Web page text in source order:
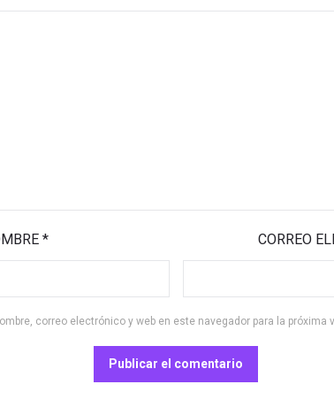
* CORREO
correo electrónico y web en este navegador para la próxima